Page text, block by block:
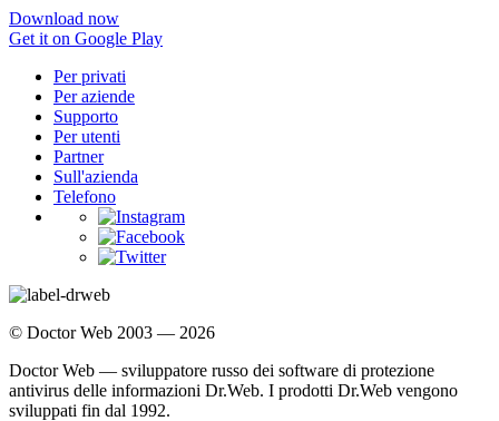
Download now
Get it on Google Play
Per privati
Per aziende
Supporto
Per utenti
Partner
Sull'azienda
Telefono
© Doctor Web 2003 — 2026
Doctor Web — sviluppatore russo dei software di protezione
antivirus delle informazioni Dr.Web. I prodotti Dr.Web vengono
sviluppati fin dal 1992.